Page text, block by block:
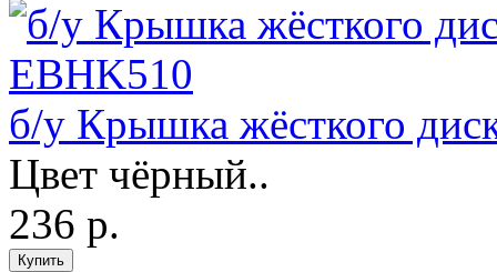
б/у Крышка жёсткого
Цвет чёрный..
236 р.